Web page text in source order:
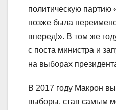
политическую партию
позже была
вперед!». В том же
с поста министра и
на выборах
В 2017 году Макрон
выборы, став самым